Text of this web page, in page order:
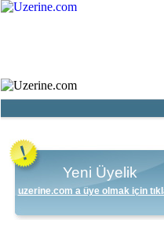
Yeni Üyelik
uzerine.com a üye olmak için